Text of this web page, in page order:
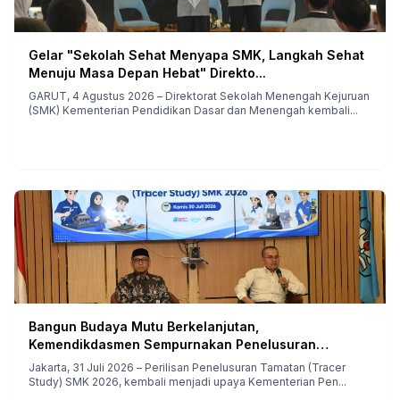
Gelar "Sekolah Sehat Menyapa SMK, Langkah Sehat
Menuju Masa Depan Hebat" Direkto...
GARUT, 4 Agustus 2026 – Direktorat Sekolah Menengah Kejuruan
(SMK) Kementerian Pendidikan Dasar dan Menengah kembali...
Bangun Budaya Mutu Berkelanjutan,
Kemendikdasmen Sempurnakan Penelusuran
Tamatan...
Jakarta, 31 Juli 2026 – Perilisan Penelusuran Tamatan (Tracer
Study) SMK 2026, kembali menjadi upaya Kementerian Pen...